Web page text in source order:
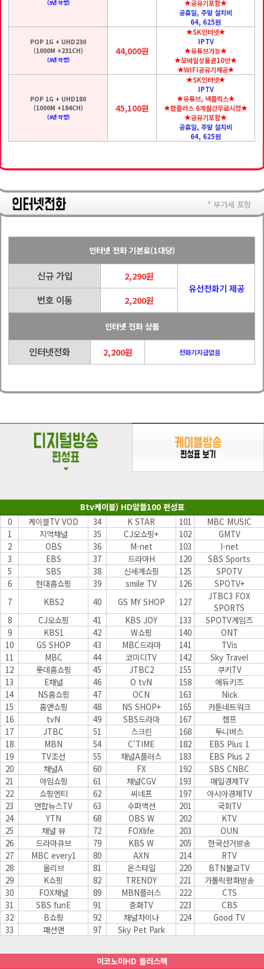
(3년 약정)
공유기포함
공휴일, 주말 설치비
64, 625원
POP 1G + UHD230
(1000M +231CH)
(3년 약정)
44,000원
SK인터넷
IPTV
유튜브가능
모바일상품권10만
WIFI공유기제공
POP 1G + UHD180
(1000M +184CH)
(3년 약정)
45,100원
SK인터넷
IPTV
유튜브, 넥플릭스
팝플러스 6개월간무료시청
공유기포함
공휴일, 주말 설치비
64, 625원
* 부가세 포함
인터넷 전화 기본료(1대당)
신규 가입
2,290원
유선전화기 제공
번호 이동 2,200원
인터넷 전화 상품
인터넷전화 2,200원 전화기지급없음
Btv케이블) HD알뜰100 편성표
0
케이블TV VOD 34 K STAR 101
MBC MUSIC
1
지역채널 35 CJ오쇼핑+ 102
GMTV
2
OBS 36 M-net 103
I-net
3
EBS 37 드라마H 120
SBS Sports
5
SBS 38 신세계쇼핑 125
SPOTV
6
현대홈쇼핑 39 smile TV 126
SPOTV+
7
KBS2 40 GS MY SHOP 127
JTBC3 FOX
SPORTS
8
CJ오쇼핑 41 KBS JOY 133
SPOTV게임즈
9
KBS1 42 W쇼핑 140
ONT
10
GS SHOP 43 MBC드라마 141
TVis
11
MBC 44 코미디TV 142
Sky Travel
12
롯데홈쇼핑 45 JTBC2 155
쿠키TV
13
E채널 46 O tvN 158
에듀키즈
14
NS홈쇼핑 47 OCN 163
Nick
15
홈앤쇼핑 48 NS SHOP+ 165
카툰네트워크
16
tvN 49 SBS드라마 167
챔프
17
JTBC 51 스크린 168
투니버스
18
MBN 54 C'TIME 182
EBS Plus 1
19
TV조선 55 채널A플러스 183
EBS Plus 2
20
채널A 60 FX 192
SBS CNBC
21
아임쇼핑 61 채널CGV 193
매일경제TV
22
쇼핑엔티 62 씨네프 197
아시아경제TV
23
연합뉴스TV 63 수퍼액션 201
국회TV
24
YTN 68 OBS W 202
KTV
25
채널 뷰 72 FOXlife 203
OUN
26
드라마큐브 79 KBS W 205
한국선거방송
27
MBC every1 80 AXN 214
RTV
28
올리브 81 온스타일 220
BTN불교TV
29
K쇼핑 82 TRENDY 221
가톨릭평화방송
30
FOX채널 89 MBN플러스 222
CTS
31
SBS funE 91 중화TV 223
CBS
32
B쇼핑 92 채널차이나 224
Good TV
33
패션앤 97 Sky Pet Park
이코노미HD 플러스팩